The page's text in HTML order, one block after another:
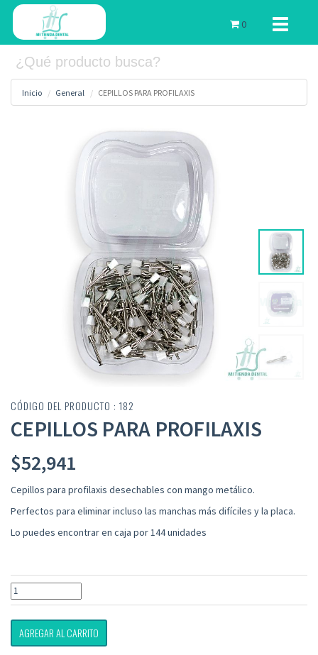
Toggle
0
Inicio General CEPILLOS PARA PROFILAXIS
CÓDIGO DEL PRODUCTO : 182
CEPILLOS PARA PROFILAXIS
$52,941
Cepillos para profilaxis desechables con mango metálico.
Perfectos para eliminar incluso las manchas más difíciles y la placa.
Lo puedes encontrar en caja por 144 unidades
AGREGAR AL CARRITO